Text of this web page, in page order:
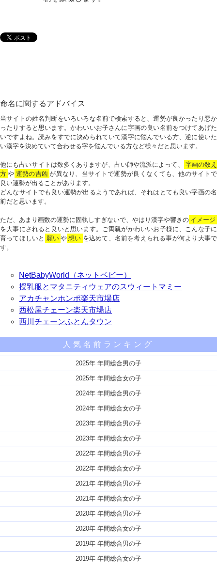
命名に関するアドバイス
当サイトの姓名判断をいろいろな名前で検索すると、運勢が良かったり悪か
ったりすると思います。かわいいお子さんに字画の良い名前をつけてあげた
いですよね。読みをすでに決められていて漢字に悩んでいる方、逆に使いた
い漢字を決めていて合わせる字を悩んでいる方など様々だと思います。
他にも占いサイトは数多くありますが、占い師や流派によって、
字画の数え
方 や 運勢の吉凶 が異なり、当サイトで運勢が良くなくても、他のサイトで
良い運勢が出ることがあります。
どんなサイトでも良い運勢が出るようであれば、それはとても良い字画の名
前だと思います。
ただ、あまり画数の運勢に固執しすぎないで、やはり漢字や響きの イメージ
を大事にされると良いと思います。ご両親がかわいいお子様に、こんな子に
育ってほしいと 願い や 想い を込めて、名前を考えられる事が何より大事で
す。
NetBabyWorld（ネットベビー）
授乳服とマタニティウェアのスウィートマミー
アカチャンホンポ楽天市場店
西松屋チェーン楽天市場店
西川チェーンふとんタウン
人気名前ランキング
2025年 年間総合男の子
2025年 年間総合女の子
2024年 年間総合男の子
2024年 年間総合女の子
2023年 年間総合男の子
2023年 年間総合女の子
2022年 年間総合男の子
2022年 年間総合女の子
2021年 年間総合男の子
2021年 年間総合女の子
2020年 年間総合男の子
2020年 年間総合女の子
2019年 年間総合男の子
2019年 年間総合女の子